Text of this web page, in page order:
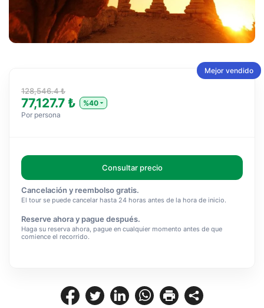
Mejor vendido
128,546.4 ₺
77,127.7 ₺
%40
Por persona
Consultar precio
Cancelación y reembolso gratis.
El tour se puede cancelar hasta 24 horas antes de la hora de inicio.
Reserve ahora y pague después.
Haga su reserva ahora, pague en cualquier momento antes de que
comience el recorrido.